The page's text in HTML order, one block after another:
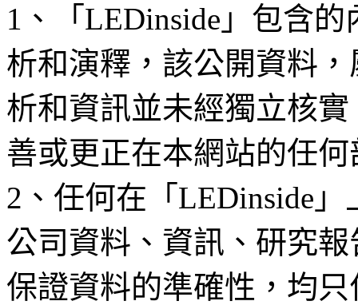
1、「LEDinside」包含
析和演釋，該公開資料
析和資訊並未經獨立核
善或更正在本網站的任
2、任何在「LEDinside
公司資料、資訊、研究
保證資料的準確性，均